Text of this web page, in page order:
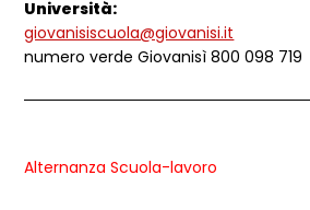
Università:
giovanisiscuola@giovanisi.it
numero verde Giovanisì 800 098 719
Alternanza Scuola-lavoro